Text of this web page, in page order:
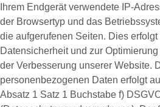
Ihrem Endgerät verwendete IP-
der Browsertyp und das
die aufgerufenen Seiten. Dies
Datensicherheit und zur
der Verbesserung unserer Website.
personenbezogenen Daten erfolgt
Absatz 1 Satz 1 Buchstabe f)